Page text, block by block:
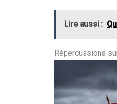
Lire aussi :
Répercussions